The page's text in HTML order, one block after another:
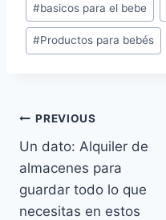
#basicos para el bebe
#Productos para bebés
Navegación
de
entradas
PREVIOUS
Un dato: Alquiler de
almacenes para
guardar todo lo que
necesitas en estos